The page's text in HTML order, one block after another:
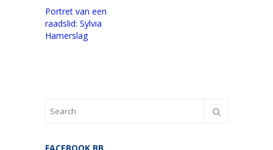
Portret van een
raadslid: Sylvia
Hamerslag